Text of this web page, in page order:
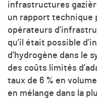
infrastructures
un rapport technique
opérateurs
qu’il était possible
d’hydrogène dans le
des coûts limités
taux de 6 % en
en mélange dans la